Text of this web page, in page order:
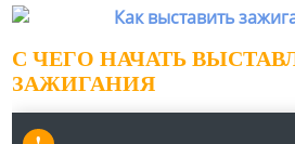
С ЧЕГО НАЧАТЬ
ЗАЖИГАНИЯ